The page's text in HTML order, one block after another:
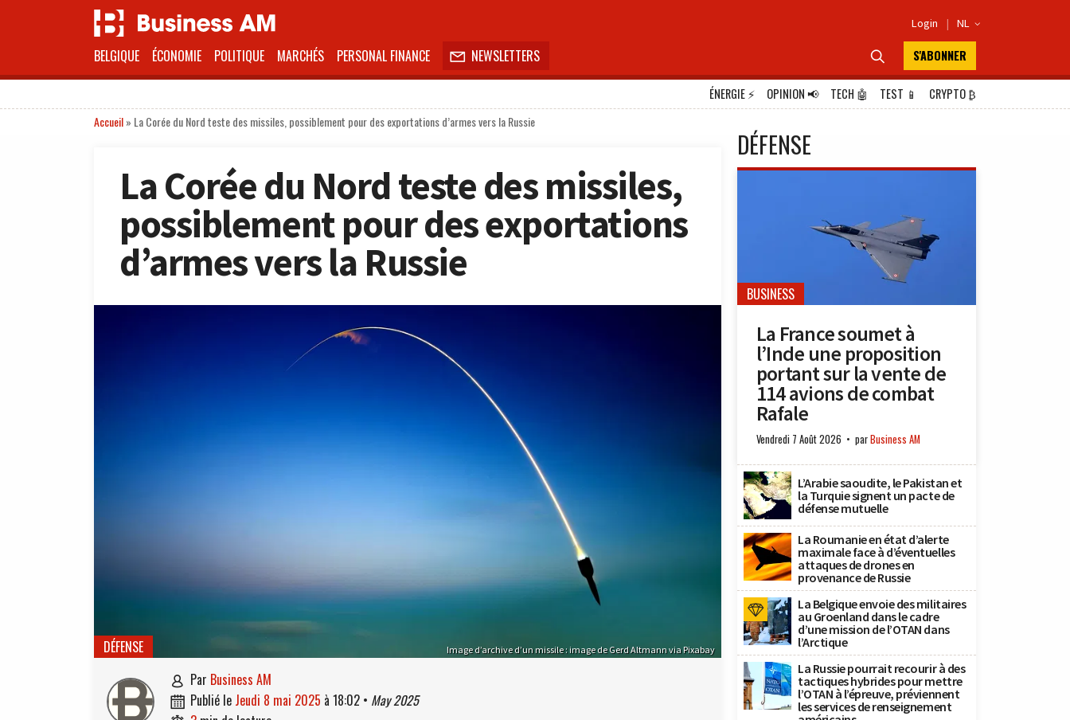
Login | NL 
BELGIQUE ÉCONOMIE POLITIQUE MARCHÉS PERSONAL FINANCE  NEWSLETTERS  S'ABONNER
ÉNERGIE⚡ OPINION📢 TECH 🤖 TEST 📱 CRYPTO₿
Accueil» La Corée du Nord teste des missiles, possiblement pour des exportations d’armes vers la Russie
La Corée du Nord teste des missiles,
possiblement pour des exportations
d’armes vers la Russie
Image d’archive d’un missile : image de Gerd Altmann via Pixabay
DÉFENSE
 par Business AM
 publié le jeudi 8 mai 2025 à 18:02 • May 2025
DÉFENSE
BUSINESS
La France soumet à
l’Inde une proposition
portant sur la vente de
114 avions de combat
Rafale
Vendredi 7 Août 2026 parBusiness AM
L’Arabie saoudite, le Pakistan et
la Turquie signent un pacte de
défense mutuelle
La Roumanie en état d’alerte
maximale face à d’éventuelles
attaques de drones en
provenance de Russie
La Belgique envoie des militaires
au Groenland dans le cadre
d’une mission de l’OTAN dans
l’Arctique
La Russie pourrait recourir à des
tactiques hybrides pour mettre
l’OTAN à l’épreuve, préviennent
les services de renseignement